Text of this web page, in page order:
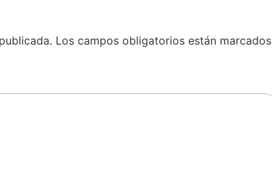
Los campos obligatorios están marcados